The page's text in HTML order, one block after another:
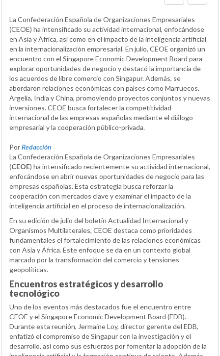
La Confederación Española de Organizaciones Empresariales
(CEOE) ha intensificado su actividad internacional, enfocándose
en Asia y África, así como en el impacto de la inteligencia artificial
en la internacionalización empresarial. En julio, CEOE organizó un
encuentro con el Singapore Economic Development Board para
explorar oportunidades de negocio y destacó la importancia de
los acuerdos de libre comercio con Singapur. Además, se
abordaron relaciones económicas con países como Marruecos,
Argelia, India y China, promoviendo proyectos conjuntos y nuevas
inversiones. CEOE busca fortalecer la competitividad
internacional de las empresas españolas mediante el diálogo
empresarial y la cooperación público-privada.
PorRedacción
La Confederación Española de Organizaciones Empresariales
(CEOE) ha intensificado recientemente su actividad internacional,
enfocándose en abrir nuevas oportunidades de negocio para las
empresas españolas. Esta estrategia busca reforzar la
cooperación con mercados clave y examinar el impacto de la
inteligencia artificial en el proceso de internacionalización.
En su edición de julio del boletín Actualidad Internacional y
Organismos Multilaterales, CEOE destaca como prioridades
fundamentales el fortalecimiento de las relaciones económicas
con Asia y África. Este enfoque se da en un contexto global
marcado por la transformación del comercio y tensiones
geopolíticas.
Encuentros estratégicos y desarrollo
tecnológico
Uno de los eventos más destacados fue el encuentro entre
CEOE y el Singapore Economic Development Board (EDB).
Durante esta reunión, Jermaine Loy, director gerente del EDB,
enfatizó el compromiso de Singapur con la investigación y el
desarrollo, así como sus esfuerzos por fomentar la adopción de la